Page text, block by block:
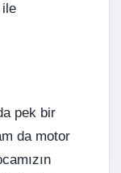
ile
pek bir
da motor